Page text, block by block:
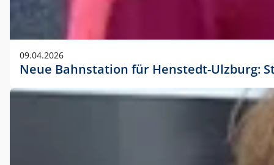
09.04.2026
Neue Bahnstation für Henstedt-Ulzburg: